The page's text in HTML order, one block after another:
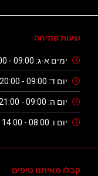
שעות פתיחה
ימים א-ג: 09:00 - 19:00
יום ד: 09:00 - 20:00
יום ה: 09:00 - 21:00
יום ו: 08:00 - 14:00
קבלו מאיתנו טיפים